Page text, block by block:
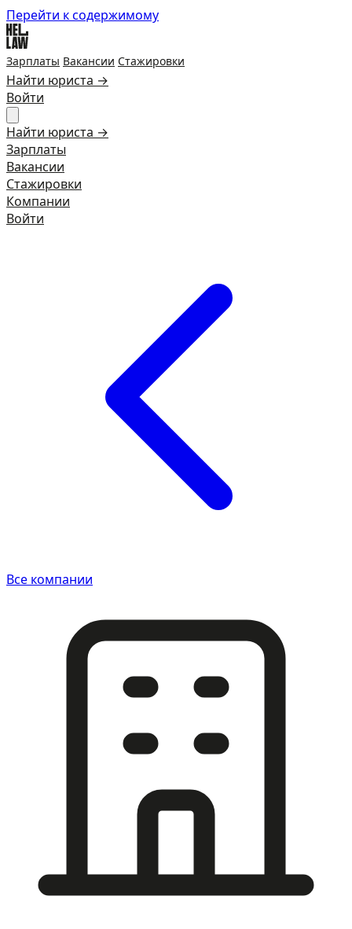
Перейти к содержимому
Зарплаты Вакансии Стажировки
Найти юриста →
Войти
Найти юриста →
Зарплаты
Вакансии
Стажировки
Компании
Войти
Все компании